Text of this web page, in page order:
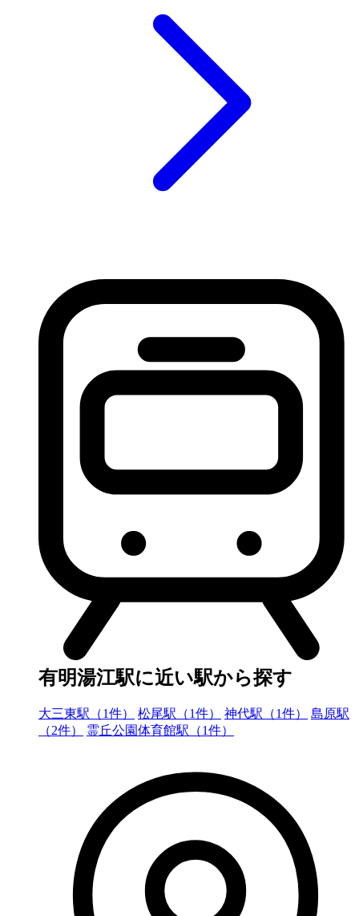
有明湯江駅に近い駅から探す
大三東駅（1件） 松尾駅（1件） 神代駅（1件）
島原駅
（2件）
霊丘公園体育館駅（1件）